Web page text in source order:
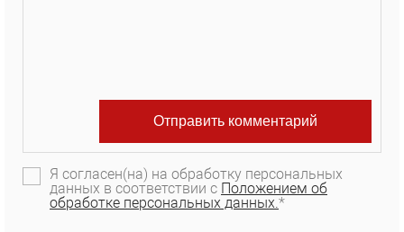
Я согласен(на) на обработку персональных
данных в соответствии с Положением об
обработке персональных данных.*